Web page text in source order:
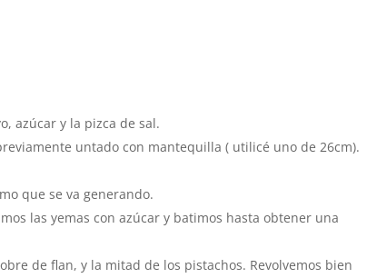
azúcar y la pizca de sal.
untado con mantequilla ( utilicé uno de 26cm).
que se va generando.
las yemas con azúcar y batimos hasta obtener una
de flan, y la mitad de los pistachos. Revolvemos bien